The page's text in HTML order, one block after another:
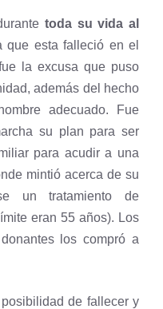
toda su vida al
que esta falleció en el
la excusa que puso
además del hecho
adecuado. Fue
su plan para ser
para acudir a una
mintió acerca de su
un tratamiento de
eran 55 años). Los
los compró a
de fallecer y